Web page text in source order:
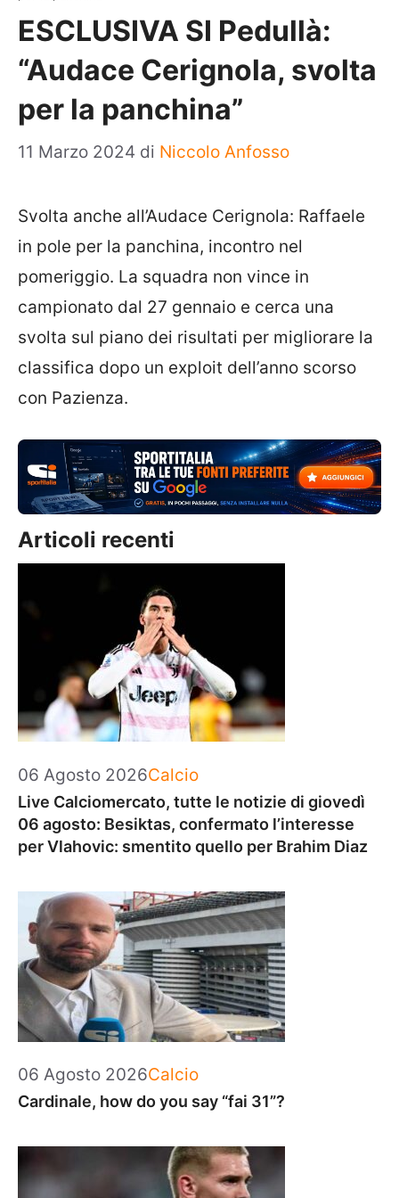
ESCLUSIVA SI Pedullà:
“Audace Cerignola, svolta
per la panchina”
11 Marzo 2024 di Niccolo Anfosso
Svolta anche all’Audace Cerignola: Raffaele
in pole per la panchina, incontro nel
pomeriggio. La squadra non vince in
campionato dal 27 gennaio e cerca una
svolta sul piano dei risultati per migliorare la
classifica dopo un exploit dell’anno scorso
con Pazienza.
Articoli recenti
06 Agosto 2026Categorie
Calcio
Live Calciomercato, tutte le notizie di giovedì
06 agosto: Besiktas, confermato l’interesse
per Vlahovic: smentito quello per Brahim Diaz
06 Agosto 2026Categorie
Calcio
Cardinale, how do you say “fai 31”?